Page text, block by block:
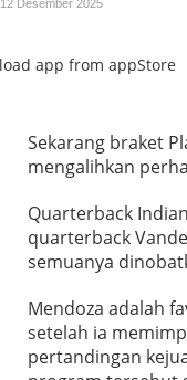
finalis
Sepak
Bola
Universitas
12 Desember 2025
Sekarang braket
mengalihkan
Quarterback
quarterback
semuanya
Mendoza adalah
setelah ia
pertandingan